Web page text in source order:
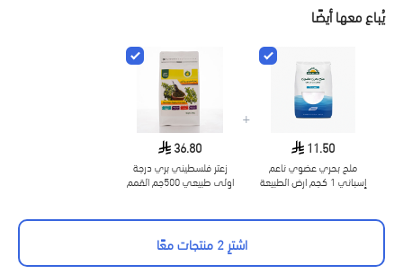
يُباع معها أيضًا
11.50
ملح بحري عضوي ناعم
إسباني 1 كجم ارض الطبيعة
+
36.80
زعتر فلسطيني بري درجة
اولى طبيعي 500جم القمم
اشترِ 2 منتجات معًا